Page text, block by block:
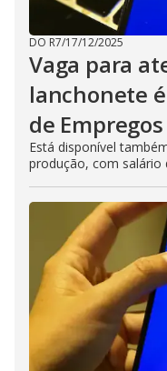
DO R7/17/12/2025
Vaga para
lanchonete
de
Está disponível
produção, com salário